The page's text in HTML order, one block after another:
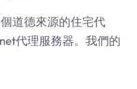
道德來源的住宅代
代理服務器。我們的